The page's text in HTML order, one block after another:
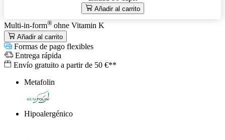
Añadir al carrito
Multi-in-form® ohne Vitamin K
Añadir al carrito
Formas de pago flexibles
Entrega rápida
Envío gratuito a partir de 50 €**
Metafolin
®
Hipoalergénico